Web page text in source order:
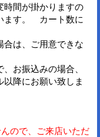
時間が掛かりますの
ます。 カート数に
合は、ご用意できな
お振込みの場合、
降にお願い致しま
ので、ご来店いただ